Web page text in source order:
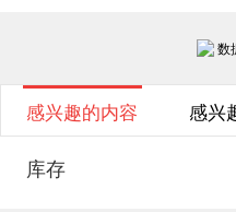
数
感兴趣的内容 感兴
库存